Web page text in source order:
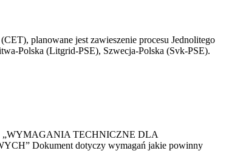
planowane jest zawieszenie procesu Jednolitego
Polska (Litgrid-PSE), Szwecja-Polska (Svk-PSE).
„WYMAGANIA TECHNICZNE DLA
Dokument dotyczy wymagań jakie powinny